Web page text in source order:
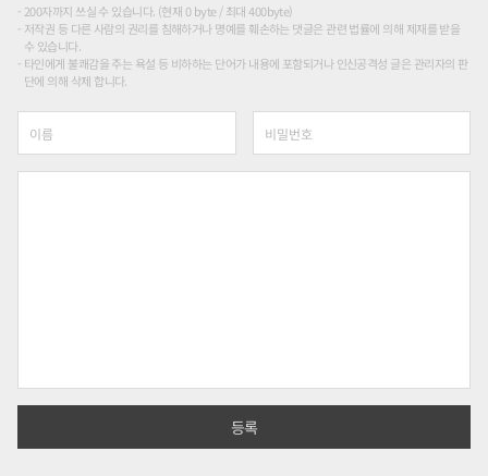
200자까지 쓰실 수 있습니다. (현재 0 byte / 최대 400byte)
저작권 등 다른 사람의 권리를 침해하거나 명예를 훼손하는 댓글은 관련 법률에 의해 제재를 받을
수 있습니다.
타인에게 불쾌감을 주는 욕설 등 비하하는 단어가 내용에 포함되거나 인신공격성 글은 관리자의 판
단에 의해 삭제 합니다.